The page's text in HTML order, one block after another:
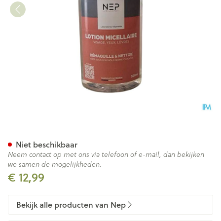
€ 12,99
Niet beschikbaar
Neem contact op met ons via telefoon of e-mail, dan bekijken
we samen de mogelijkheden.
Bekijk alle producten van Nep